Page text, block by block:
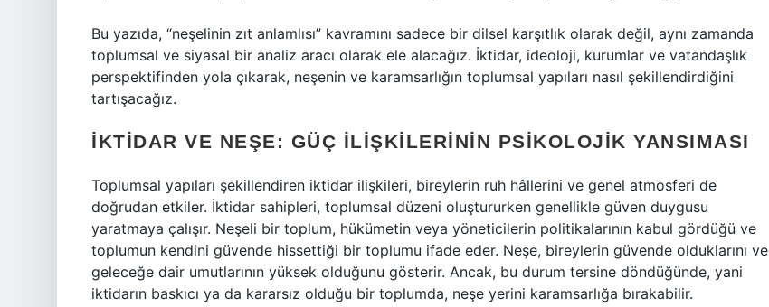
Bu yazıda, “neşelinin zıt anlamlısı” kavramını sadece bir dilsel karşıtlık olarak değil, aynı zamanda
toplumsal ve siyasal bir analiz aracı olarak ele alacağız. İktidar, ideoloji, kurumlar ve vatandaşlık
perspektifinden yola çıkarak, neşenin ve karamsarlığın toplumsal yapıları nasıl şekillendirdiğini
tartışacağız.
İKTIDAR VE NEŞE: GÜÇ İLIŞKILERININ PSIKOLOJIK YANSIMASI
Toplumsal yapıları şekillendiren iktidar ilişkileri, bireylerin ruh hâllerini ve genel atmosferi de
doğrudan etkiler. İktidar sahipleri, toplumsal düzeni oluştururken genellikle güven duygusu
yaratmaya çalışır. Neşeli bir toplum, hükümetin veya yöneticilerin politikalarının kabul gördüğü ve
toplumun kendini güvende hissettiği bir toplumu ifade eder. Neşe, bireylerin güvende olduklarını ve
geleceğe dair umutlarının yüksek olduğunu gösterir. Ancak, bu durum tersine döndüğünde, yani
iktidarın baskıcı ya da kararsız olduğu bir toplumda, neşe yerini karamsarlığa bırakabilir.